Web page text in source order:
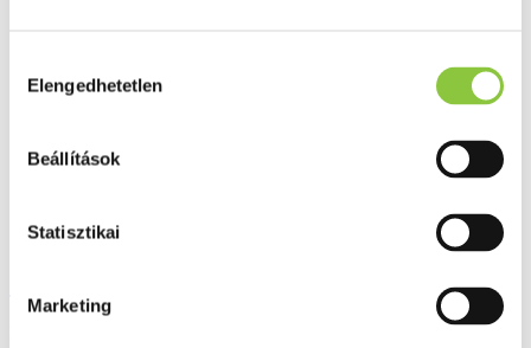
kiválasztása
Elengedhetetlen
Beállítások
Statisztikai
Marketing